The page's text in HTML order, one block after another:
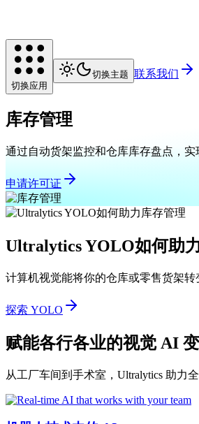
切换应用
切换主题 联系我们
库存管理
通过自动货架监控和仓库库存盘点，实
申请许可证
Ultralytics YOLO如何助
计算机视觉能将你的仓库或零售货架
探索 YOLO
赋能各行各业的视觉 AI
从工厂车间到手术室，Ultralytics 助力